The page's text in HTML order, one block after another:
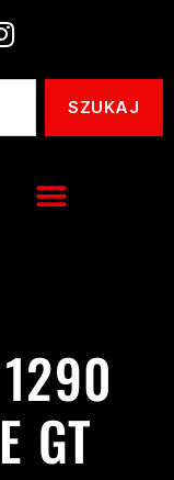
1290
GT